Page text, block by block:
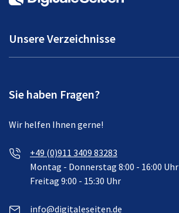
Unsere Verzeichnisse
Sie haben Fragen?
Wir helfen Ihnen gerne!
+49 (0)911 3409 83283
Montag - Donnerstag 8:00 - 16:00 Uhr
Freitag 9:00 - 15:30 Uhr
info@digitaleseiten.de